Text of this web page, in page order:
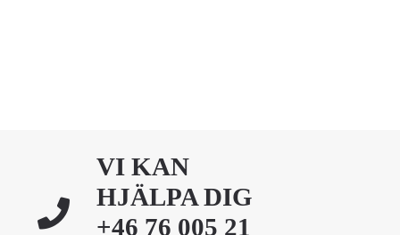
VI KAN
HJÄLPA DIG
+46 76 005 21